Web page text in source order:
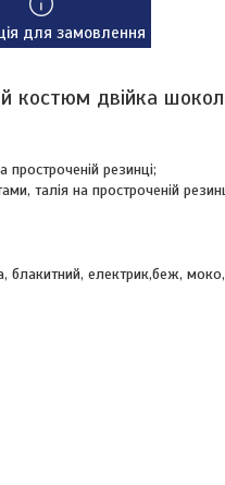
для замовлення
костюм двійка
резинці;
талія на простроченій
електрик,беж,